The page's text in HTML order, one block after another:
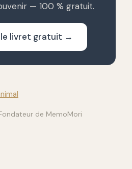
— 100 % gratuit.
le livret gratuit →
de MemoMori